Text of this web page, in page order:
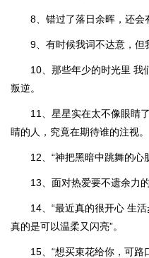
8、错过了落日余晖，还会
9、有时候我词不达意，但
10、那些年少的时光里 我
叛逆。
11、星星实在太不像眼睛
睛的人，究竟在期待谁的注视。
12、“神把黑暗中跳舞的心
13、面对热爱要不遗余力的
14、“最近真的很开心 生
真的是可以温柔又闪亮”。
15、“想买束花给你，可路